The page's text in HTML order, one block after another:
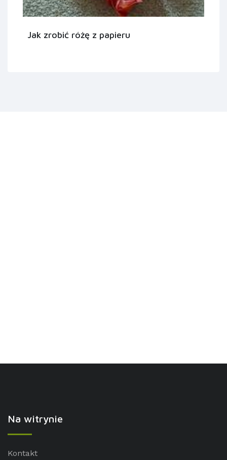
Jak zrobić różę z papieru
Na witrynie
Kontakt